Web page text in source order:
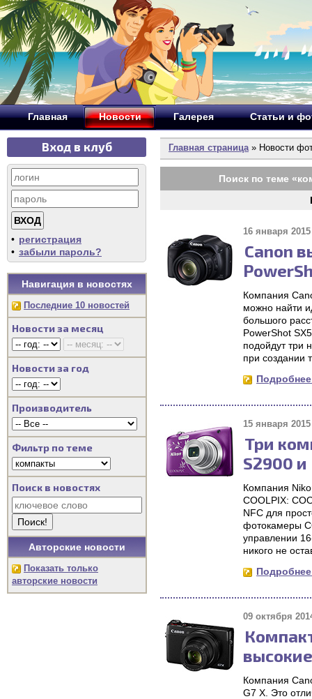
Главная Новости Галерея Статьи и
Вход в клуб
• регистрация
• забыли пароль?
Навигация в новостях
Последние 10 новостей
Новости за месяц
Новости за год
Производитель
Фильтр по теме
Поиск в новостях
Авторские новости
Показать только
авторские новости
Главная страница» Новости
Поиск по теме «
16 января 2015
Canon
Компания
можно найти
большого
PowerShot
подойдут три
при создании
15 января 2015
Три
S2900 и
Компания
COOLPIX:
NFC для
фотокамеры
управлении
никого не
09 октября
Компания
G7 X. Это